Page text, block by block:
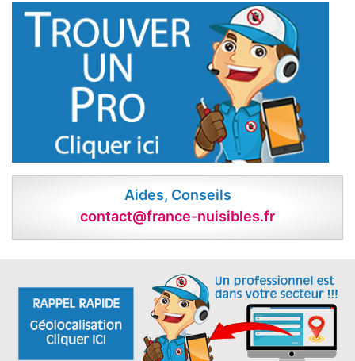
Aides, Conseils
contact@france-nuisibles.fr